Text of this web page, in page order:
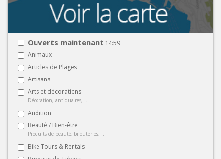
Ouverts maintenant 14:59
Animaux
Articles de Plages
Artisans
Arts et décorations
Décoration, antiquaires, ...
Audition
Beauté / Bien-être
Produits de beauté, bijouteries, ...
Bike Tours & Rentals